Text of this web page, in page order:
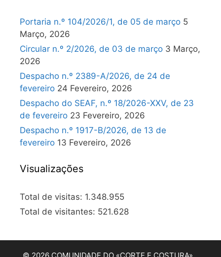
Portaria n.º 104/2026/1, de 05 de março 5
Março, 2026
Circular n.º 2/2026, de 03 de março 3 Março,
2026
Despacho n.º 2389-A/2026, de 24 de
fevereiro 24 Fevereiro, 2026
Despacho do SEAF, n.º 18/2026-XXV, de 23
de fevereiro 23 Fevereiro, 2026
Despacho n.º 1917-B/2026, de 13 de
fevereiro 13 Fevereiro, 2026
Visualizações
Total de visitas: 1.348.955
Total de visitantes: 521.628